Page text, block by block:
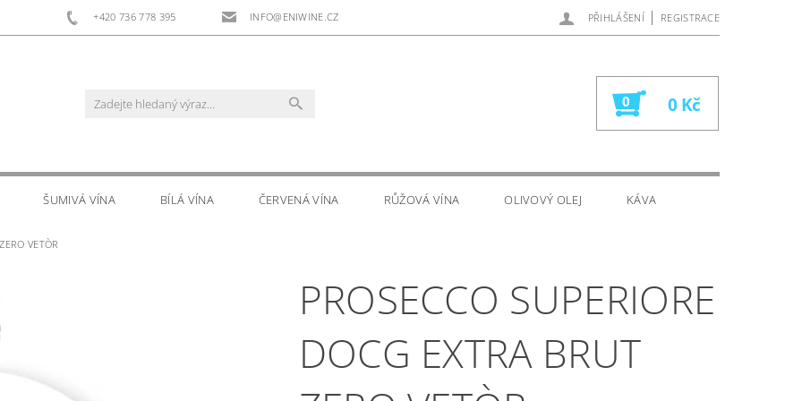
+420 736 778 395 INFO@ENIWINE.CZ PŘIHLÁŠENÍ | REGISTRACE
0 0 Kč
ŠUMIVÁ VÍNA BÍLÁ VÍNA ČERVENÁ VÍNA RŮŽOVÁ VÍNA OLIVOVÝ OLEJ KÁVA
DOPLŇKOVÝ PRODEJ
VETÒR
PROSECCO SUPERIORE
DOCG EXTRA BRUT